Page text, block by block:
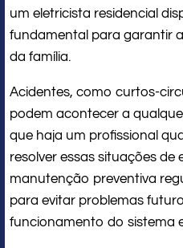
um eletricista residencial
fundamental para garantir
da família.
Acidentes, como curtos-
podem acontecer a
que haja um profissional
resolver essas situações de
manutenção preventiva
para evitar problemas
funcionamento do sistema